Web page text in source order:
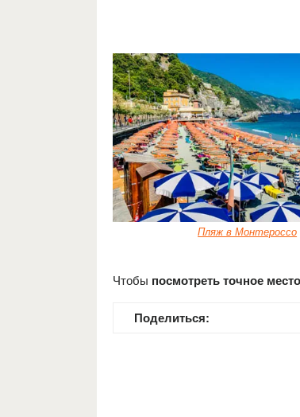
Пляж в Монтероссо
Чтобы посмотреть точное
Поделиться: